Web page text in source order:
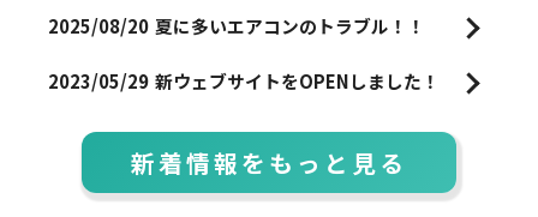
2025/08/20 夏に多いエアコンのトラブル！！
2023/05/29 新ウェブサイトをOPENしました！
新着情報をもっと見る